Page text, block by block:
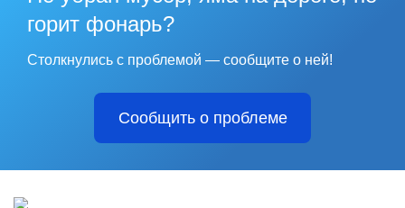
горит фонарь?
Столкнулись с проблемой — сообщите о ней!
Сообщить о проблеме